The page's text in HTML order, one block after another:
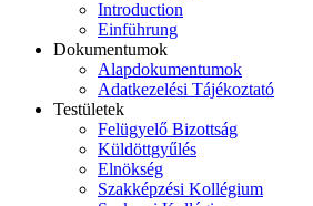
Introduction
Einführung
Dokumentumok
Alapdokumentumok
Adatkezelési Tájékoztató
Testületek
Felügyelő Bizottság
Küldöttgyűlés
Elnökség
Szakképzési Kollégium